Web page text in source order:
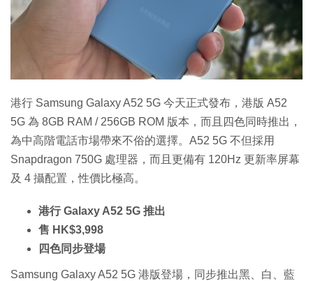
港行 Samsung Galaxy A52 5G 今天正式發布，港版 A52
5G 為 8GB RAM / 256GB ROM 版本，而且四色同時推出，
為中高階電話市場帶來不俗的選擇。A52 5G 不但採用
Snapdragon 750G 處理器，而且更備有 120Hz 更新率屏幕
及 4 攝配置，性價比極高。
港行 Galaxy A52 5G 推出
售 HK$3,998
四色同步登場
Samsung Galaxy A52 5G 港版登場，同步推出黑、白、藍